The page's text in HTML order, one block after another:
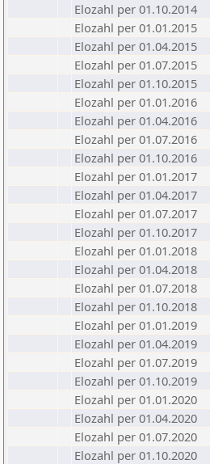
Elozahl per 01.10.2014
Elozahl per 01.01.2015
Elozahl per 01.04.2015
Elozahl per 01.07.2015
Elozahl per 01.10.2015
Elozahl per 01.01.2016
Elozahl per 01.04.2016
Elozahl per 01.07.2016
Elozahl per 01.10.2016
Elozahl per 01.01.2017
Elozahl per 01.04.2017
Elozahl per 01.07.2017
Elozahl per 01.10.2017
Elozahl per 01.01.2018
Elozahl per 01.04.2018
Elozahl per 01.07.2018
Elozahl per 01.10.2018
Elozahl per 01.01.2019
Elozahl per 01.04.2019
Elozahl per 01.07.2019
Elozahl per 01.10.2019
Elozahl per 01.01.2020
Elozahl per 01.04.2020
Elozahl per 01.07.2020
Elozahl per 01.10.2020